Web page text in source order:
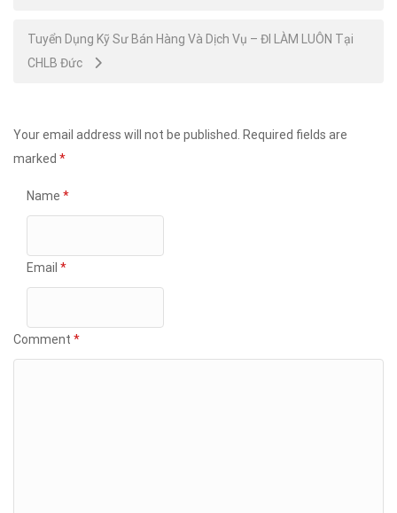
Tuyển Dụng Kỹ Sư Bán Hàng Và Dịch Vụ – ĐI LÀM LUÔN Tại
CHLB Đức
Your email address will not be published. Required fields are
marked *
Name *
Email *
Comment *